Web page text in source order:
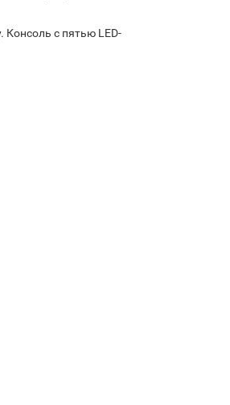
Консоль с пятью LED-